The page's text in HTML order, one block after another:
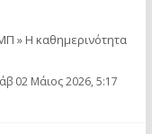
» Η καθημερινότητα
02 Μάιος 2026, 5:17